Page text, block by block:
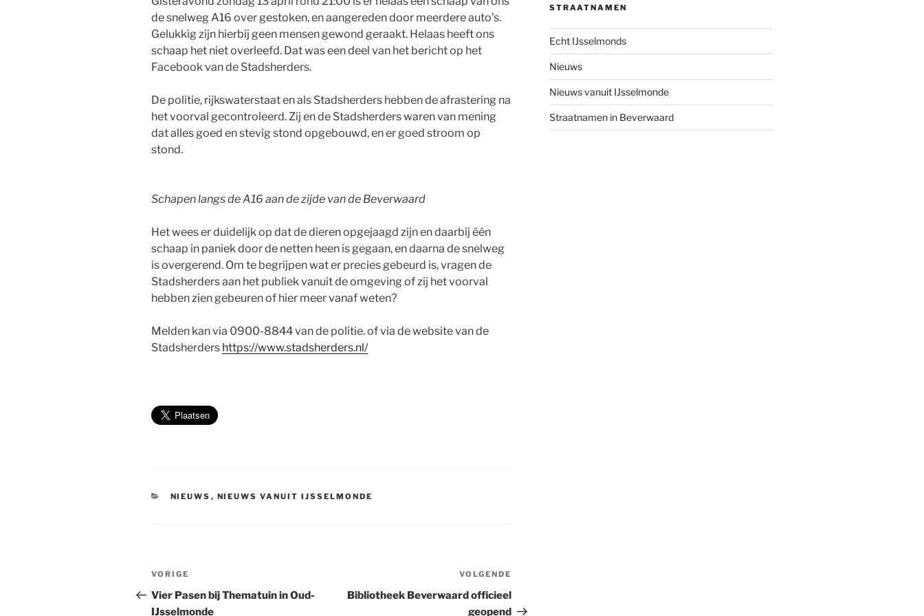
de snelweg A16 over gestoken, en aangereden door meerdere auto’s.
Gelukkig zijn hierbij geen mensen gewond geraakt. Helaas heeft ons
schaap het niet overleefd. Dat was een deel van het bericht op het
Facebook van de Stadsherders.
De politie, rijkswaterstaat en als Stadsherders hebben de afrastering na
het voorval gecontroleerd. Zij en de Stadsherders waren van mening
dat alles goed en stevig stond opgebouwd, en er goed stroom op
stond.
Schapen langs de A16 aan de zijde van de Beverwaard
Het wees er duidelijk op dat de dieren opgejaagd zijn en daarbij één
schaap in paniek door de netten heen is gegaan, en daarna de snelweg
is overgerend. Om te begrijpen wat er precies gebeurd is, vragen de
Stadsherders aan het publiek vanuit de omgeving of zij het voorval
hebben zien gebeuren of hier meer vanaf weten?
Melden kan via 0900-8844 van de politie. of via de website van de
Stadsherders https://www.stadsherders.nl/
CATEGORIEËN
NIEUWS , NIEUWS VANUIT IJSSELMONDE
Bericht
navigatie
Vorig
bericht
VORIGE
Vier Pasen bij Thematuin in Oud-
IJsselmonde
bericht
VOLGENDE
Bibliotheek Beverwaard officieel
geopend
STRAATNAMEN
Echt IJsselmonds
Nieuws
Nieuws vanuit IJsselmonde
Straatnamen in Beverwaard